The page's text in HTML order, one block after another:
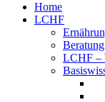
Home
LCHF
Beratung
LCHF –